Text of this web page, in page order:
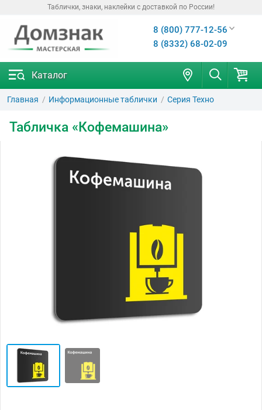
Таблички, знаки, наклейки с доставкой по России!
8 (800) 777-12-56
8 (8332) 68-02-09
Каталог
Главная Информационные таблички Серия Техно
Табличка «Кофемашина»